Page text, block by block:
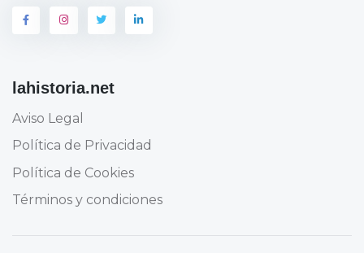
lahistoria.net
Aviso Legal
Política de Privacidad
Política de Cookies
Términos y condiciones